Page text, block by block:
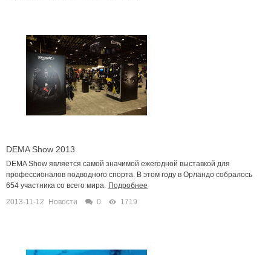
DEMA Show 2013
DEMA Show является самой значимой ежегодной выставкой для
профессионалов подводного спорта. В этом году в Орландо собралось
654 участника со всего мира. Подробнее
2013-11-12
Новости 0 1719